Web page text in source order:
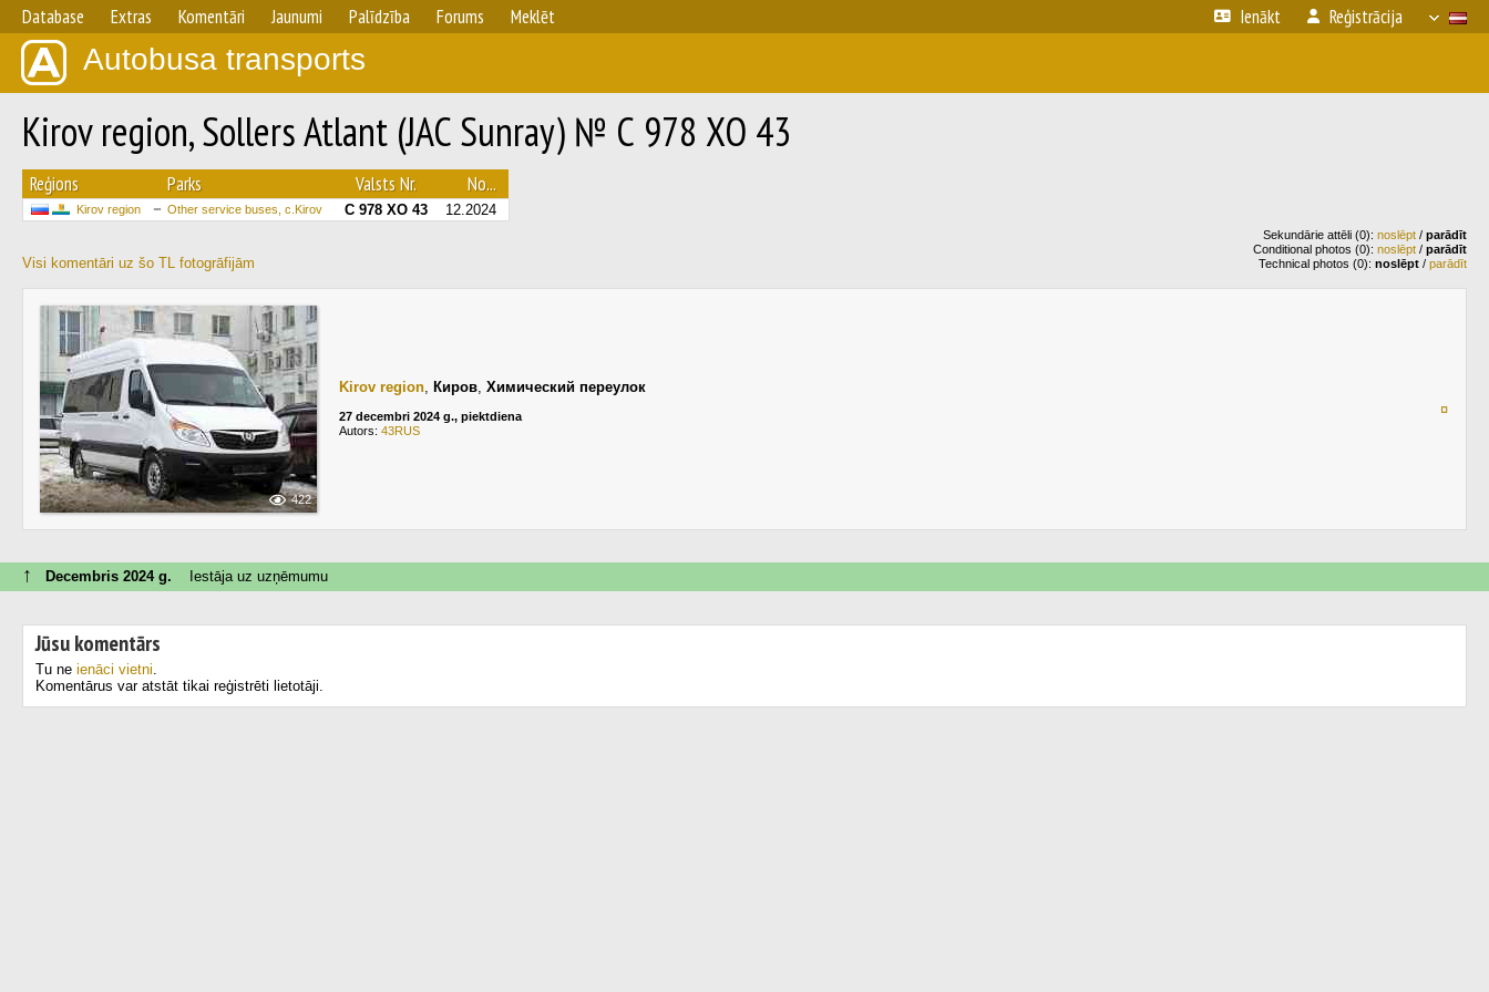
Database Extras Komentāri Jaunumi Palīdzība Forums Meklēt Ienākt Reģistrācija
Autobusa transports
Kirov region, Sollers Atlant (JAC Sunray) № С 978 ХО 43
Reģions Parks Valsts Nr. No...
Kirov region Other service buses, c.Kirov С 978 ХО 43 12.2024
Visi komentāri uz šo TL fotogrāfijām
Sekundārie attēli (0): noslēpt / parādīt
Conditional photos (0): noslēpt / parādīt
Technical photos (0): noslēpt / parādīt
422
Kirov region, Киров, Химический переулок
27 decembri 2024 g., piektdiena
Autors: 43RUS
¤
↑ Decembris 2024 g. Iestāja uz uzņēmumu
Jūsu komentārs
Tu ne ienāci vietni.
Komentārus var atstāt tikai reģistrēti lietotāji.